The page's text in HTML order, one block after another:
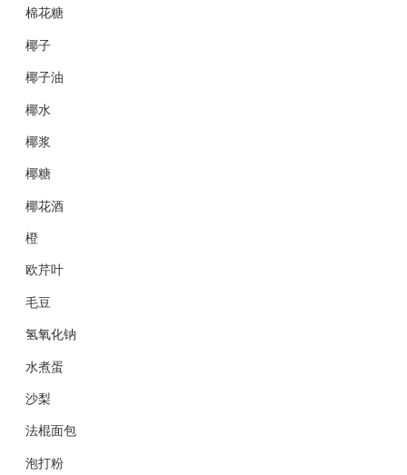
棉花糖
椰子
椰子油
椰水
椰浆
椰糖
椰花酒
橙
欧芹叶
毛豆
氢氧化钠
水煮蛋
沙梨
法棍面包
泡打粉